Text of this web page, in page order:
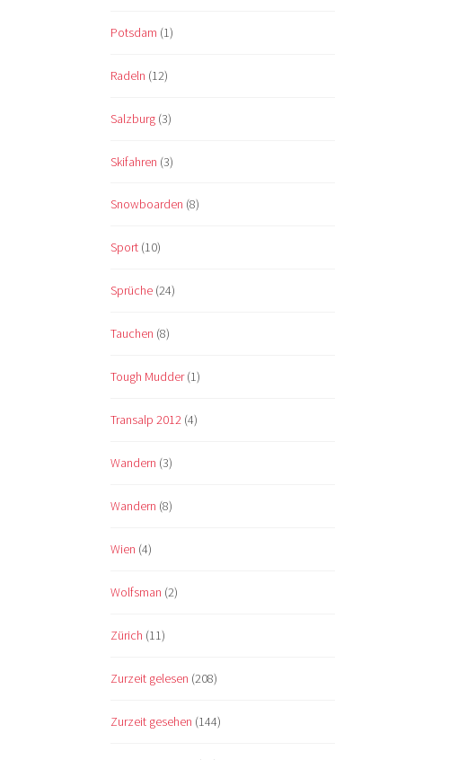
Potsdam (1)
Radeln (12)
Salzburg (3)
Skifahren (3)
Snowboarden (8)
Sport (10)
Sprüche (24)
Tauchen (8)
Tough Mudder(1)
Transalp 2012 (4)
Wandern (3)
Wandern (8)
Wien (4)
Wolfsman (2)
Zürich (11)
Zurzeit gelesen (208)
Zurzeit gesehen (144)